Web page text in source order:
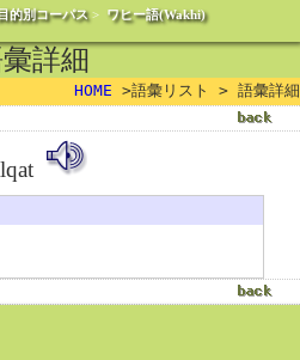
的別コーパス> ワヒー語(Wakhi)
詳細
HOME >語彙リスト > 語彙詳細